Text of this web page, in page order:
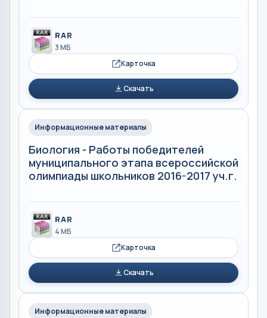
RAR
3 МБ
Карточка
Скачать
Информационные материалы
Биология - Работы победителей
муниципального этапа всероссийской
олимпиады школьников 2016-2017 уч.г.
RAR
4 МБ
Карточка
Скачать
Информационные материалы